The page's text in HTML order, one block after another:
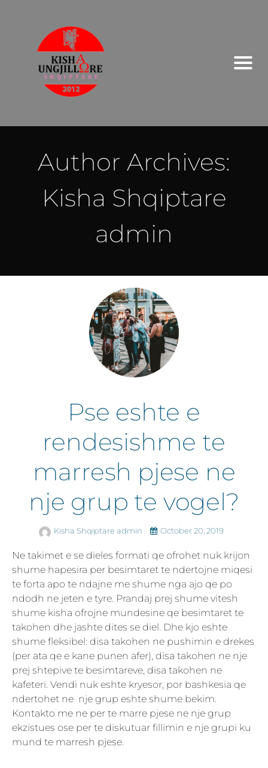
Author Archives:
Kisha Shqiptare
admin
Pse eshte e
rendesishme te
marresh pjese ne
nje grup te vogel?
Kisha Shqiptare admin October 20, 2019
Ne takimet e se dieles formati qe ofrohet nuk krijon
shume hapesira per besimtaret te ndertojne miqesi
te forta apo te ndajne me shume nga ajo qe po
ndodh ne jeten e tyre. Prandaj prej shume vitesh
shume kisha ofrojne mundesine qe besimtaret te
takohen dhe jashte dites se diel. Dhe kjo eshte
shume fleksibel: disa takohen ne pushimin e drekes
(per ata qe e kane punen afer), disa takohen ne nje
prej shtepive te besimtareve, disa takohen ne
kafeteri. Vendi nuk eshte kryesor, por bashkesia qe
ndertohet ne nje grup eshte shume bekim.
Kontakto me ne per te marre pjese ne nje grup
ekzistues ose per te diskutuar fillimin e nje grupi ku
mund te marresh pjese.